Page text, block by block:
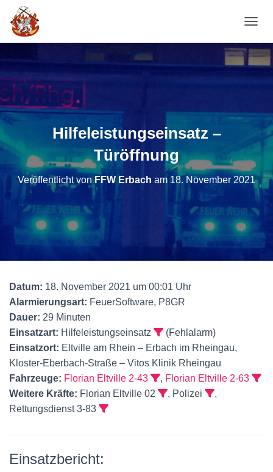
Hilfeleistungseinsatz –
Türöffnung
Veröffentlicht vonFFW Erbach am 18. November 2021
Datum: 18. November 2021 um 00:01 Uhr
Alarmierungsart: FeuerSoftware, P8GR
Dauer: 29 Minuten
Einsatzart: Hilfeleistungseinsatz
(Fehlalarm)
Einsatzort: Eltville am Rhein – Erbach im Rheingau,
Kloster-Eberbach-Straße – Vitos Klinik Rheingau
Fahrzeuge: Florian Eltville 2-43 , Florian Eltville 2-63
Weitere Kräfte: Florian Eltville 02 , Polizei
,
Rettungsdienst 3-83
Einsatzbericht: